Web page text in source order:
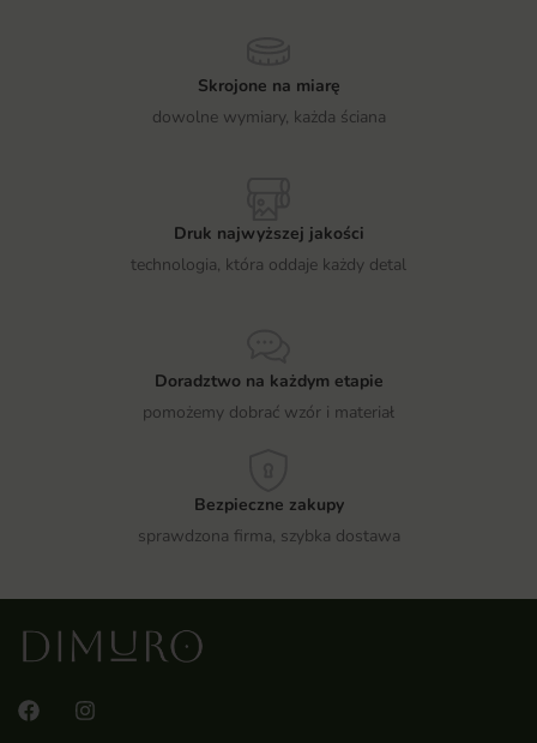
Skrojone na miarę
dowolne wymiary, każda ściana
Druk najwyższej jakości
technologia, która oddaje każdy detal
Doradztwo na każdym etapie
pomożemy dobrać wzór i materiał
Bezpieczne zakupy
sprawdzona firma, szybka dostawa